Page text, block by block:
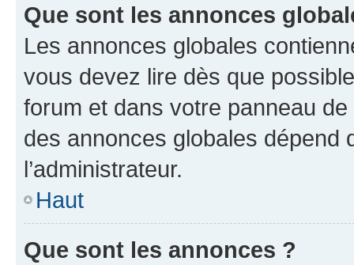
Que sont les annonces
Les annonces globales
vous devez lire dès que
forum et dans votre panneau
des annonces globales dépend
l’administrateur.
Haut
Que sont les annonces ?